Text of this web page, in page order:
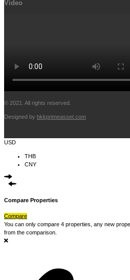
Video
© 2021. All rights reserved.
Designed by bkkprimeasset.com
USD
THB
CNY
Compare Properties
Compare
You can only compare 4 properties, any new
from the comparison.